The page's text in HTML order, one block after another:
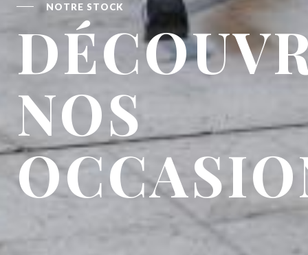
NOTRE STOCK
NOS